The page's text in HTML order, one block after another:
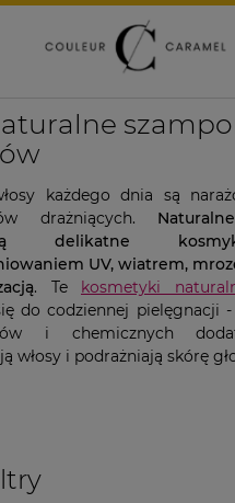
każdego dnia są
drażniących.
delikatne
UV, wiatrem,
. Te kosmetyki
do codziennej pielęgnacji
i chemicznych
włosy i podrażniają skórę